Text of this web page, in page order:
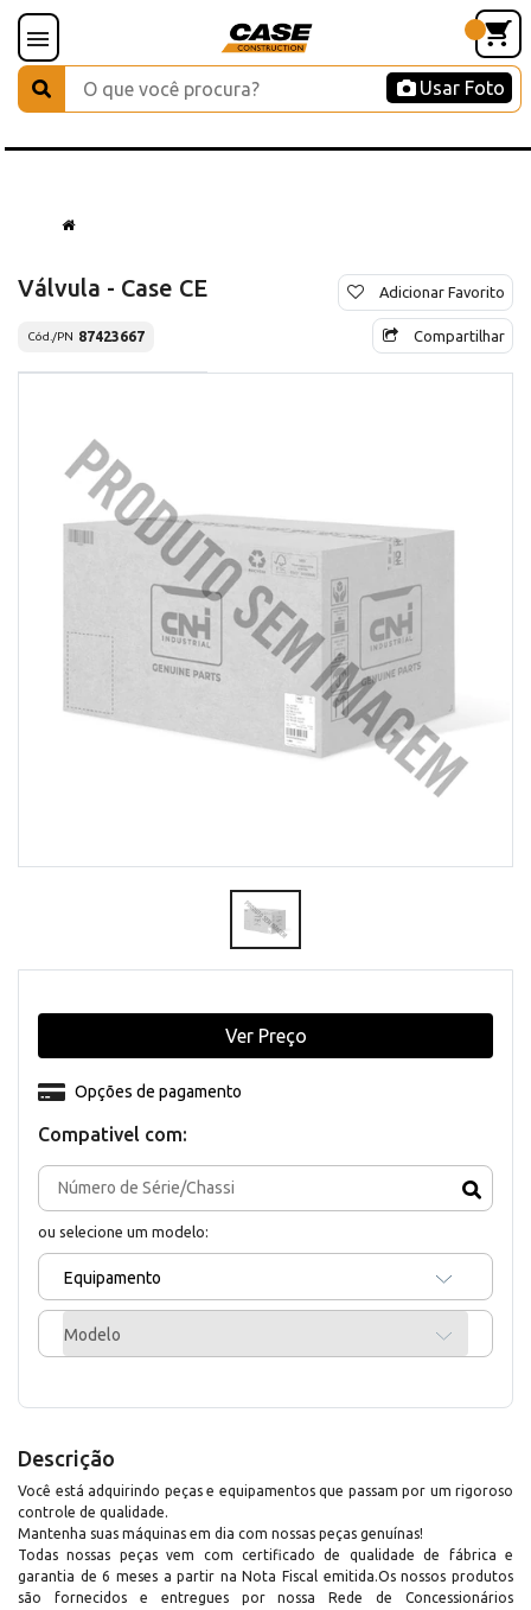
Usar Foto
Válvula - Case CE
Cód./PN 87423667
Adicionar Favorito
Compartilhar
Compativel com:
ou selecione um modelo:
Equipamento
Modelo
Opções de pagamento
Ver Preço
Descrição
Você está adquirindo peças e equipamentos que passam por um rigoroso
controle de qualidade.
Mantenha suas máquinas em dia com nossas peças genuínas!
Todas nossas peças vem com certificado de qualidade de fábrica e
garantia de 6 meses a partir na Nota Fiscal emitida.Os nossos produtos
são fornecidos e entregues por nossa Rede de Concessionários